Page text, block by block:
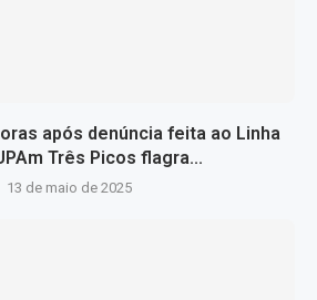
após denúncia feita ao Linha
Três Picos flagra...
13 de maio de 2025